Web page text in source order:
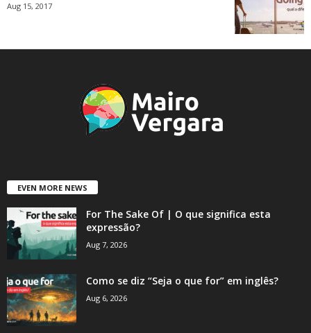
Aug 15, 2017
EVEN MORE NEWS
For The Sake Of | O que significa esta
expressão?
Aug 7, 2026
Como se diz “Seja o que for” em inglês?
Aug 6, 2026